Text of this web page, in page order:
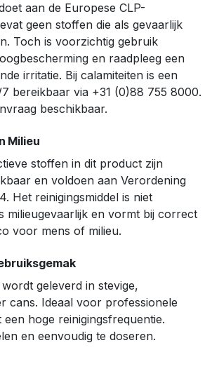
aan de Europese CLP-
geen stoffen die als gevaarlijk
Toch is voorzichtig gebruik
en raadpleeg een
irritatie. Bij calamiteiten is een
bereikbaar via +31 (0)88 755 8000.
beschikbaar.
Milieu
stoffen in dit product zijn
en voldoen aan Verordening
Het reinigingsmiddel is niet
milieugevaarlijk en vormt bij correct
voor mens of milieu.
geleverd in stevige,
cans. Ideaal voor professionele
een hoge reinigingsfrequentie.
en eenvoudig te doseren.